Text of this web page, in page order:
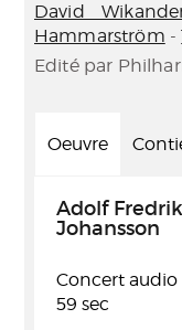
David
Hammarström -
Edité par
Oeuvre
Adolf
Johansson
Concert audio
59 sec